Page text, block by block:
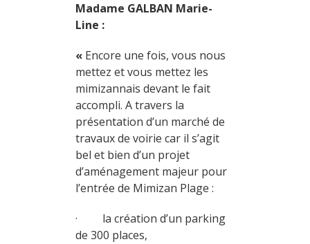
Madame GALBAN Marie-
Line :
« Encore une fois, vous nous
mettez et vous mettez les
mimizannais devant le fait
accompli. A travers la
présentation d’un marché de
travaux de voirie car il s’agit
bel et bien d’un projet
d’aménagement majeur pour
l’entrée de Mimizan Plage :
· la création d’un parking
de 300 places,